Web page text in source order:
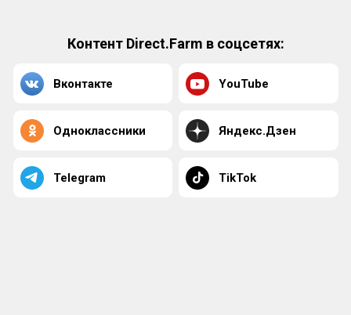
Контент Direct.Farm в соцсетях:
Вконтакте YouTube
Одноклассники Яндекс.Дзен
Telegram TikTok